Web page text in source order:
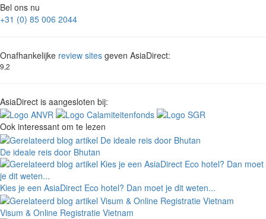
Bel ons nu
+31 (0) 85 006 2044
Onafhankelijke review sites geven AsiaDirect:
9,2
AsiaDirect is aangesloten bij:
Ook interessant om te lezen
De ideale reis door Bhutan
Kies je een AsiaDirect Eco hotel? Dan moet je dit weten...
Visum & Online Registratie Vietnam